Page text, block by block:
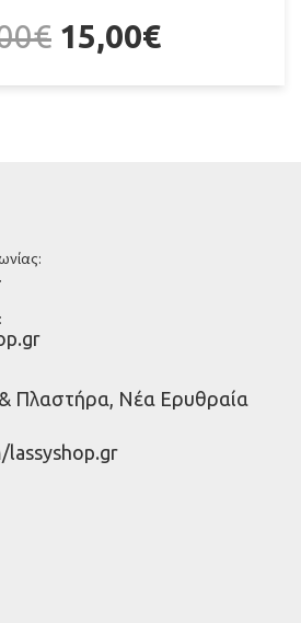
€ 15,00€
Πλαστήρα, Νέα Ερυθραία
lassyshop.gr